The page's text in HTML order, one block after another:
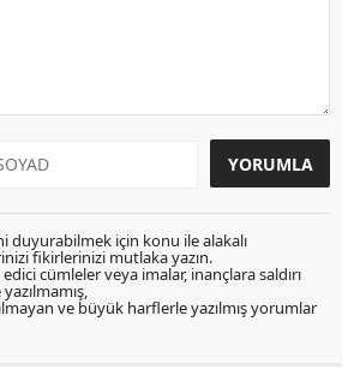
duyurabilmek için konu ile alakalı
fikirlerinizi mutlaka yazın.
cümleler veya imalar, inançlara saldırı
ve büyük harflerle yazılmış yorumlar